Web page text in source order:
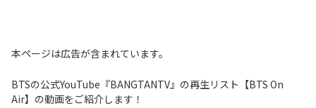
本ページは広告が含まれています。
BTSの公式YouTube『BANGTANTV』の再生リスト【BTS On
Air】の動画をご紹介します！